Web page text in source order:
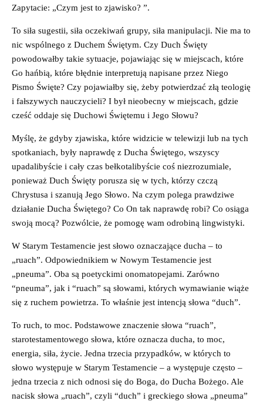
Zapytacie: „Czym jest to zjawisko? ”.
To siła sugestii, siła oczekiwań grupy, siła manipulacji. Nie ma to
nic wspólnego z Duchem Świętym. Czy Duch Święty
powodowałby takie sytuacje, pojawiając się w miejscach, które
Go hańbią, które błędnie interpretują napisane przez Niego
Pismo Święte? Czy pojawiałby się, żeby potwierdzać złą teologię
i fałszywych nauczycieli? I był nieobecny w miejscach, gdzie
cześć oddaje się Duchowi Świętemu i Jego Słowu?
Myślę, że gdyby zjawiska, które widzicie w telewizji lub na tych
spotkaniach, były naprawdę z Ducha Świętego, wszyscy
upadalibyście i cały czas bełkotalibyście coś niezrozumiale,
ponieważ Duch Święty porusza się w tych, którzy czczą
Chrystusa i szanują Jego Słowo. Na czym polega prawdziwe
działanie Ducha Świętego? Co On tak naprawdę robi? Co osiąga
swoją mocą? Pozwólcie, że pomogę wam odrobiną lingwistyki.
W Starym Testamencie jest słowo oznaczające ducha – to
„ruach”. Odpowiednikiem w Nowym Testamencie jest
„pneuma”. Oba są poetyckimi onomatopejami. Zarówno
“pneuma”, jak i “ruach” są słowami, których wymawianie wiąże
się z ruchem powietrza. To właśnie jest intencją słowa “duch”.
To ruch, to moc. Podstawowe znaczenie słowa “ruach”,
starotestamentowego słowa, które oznacza ducha, to moc,
energia, siła, życie. Jedna trzecia przypadków, w których to
słowo występuje w Starym Testamencie – a występuje często –
jedna trzecia z nich odnosi się do Boga, do Ducha Bożego. Ale
nacisk słowa „ruach”, czyli “duch” i greckiego słowa „pneuma”